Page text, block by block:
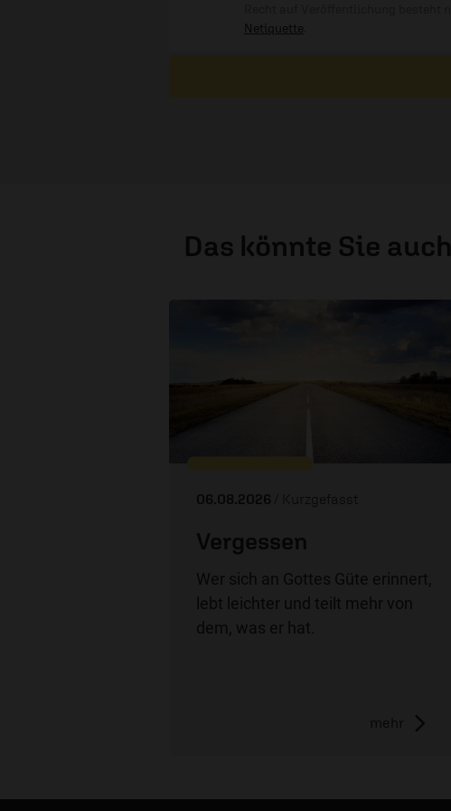
Netiquette
Das könnte Sie auch
06.08.2026 / Kurzgefasst
Vergessen
Wer sich an Gottes Güte erinnert,
lebt leichter und teilt mehr von
dem, was er hat.
mehr